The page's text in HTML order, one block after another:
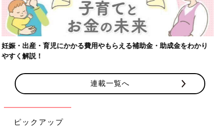
連載一覧へ
ピックアップ